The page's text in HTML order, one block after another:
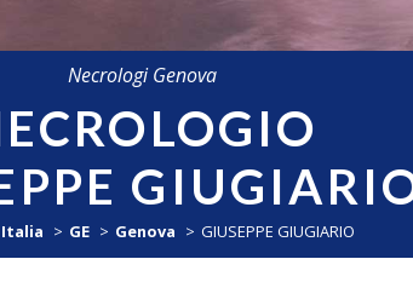
Necrologi Genova
Italia GE Genova GIUSEPPE GIUGIARIO